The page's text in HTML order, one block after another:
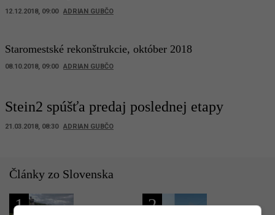
12.12.2018, 09:00 ADRIAN GUBČO
Staromestské rekonštrukcie, október 2018
08.10.2018, 09:00 ADRIAN GUBČO
Stein2 spúšťa predaj poslednej etapy
21.03.2018, 08:30 ADRIAN GUBČO
Články zo Slovenska
1 2